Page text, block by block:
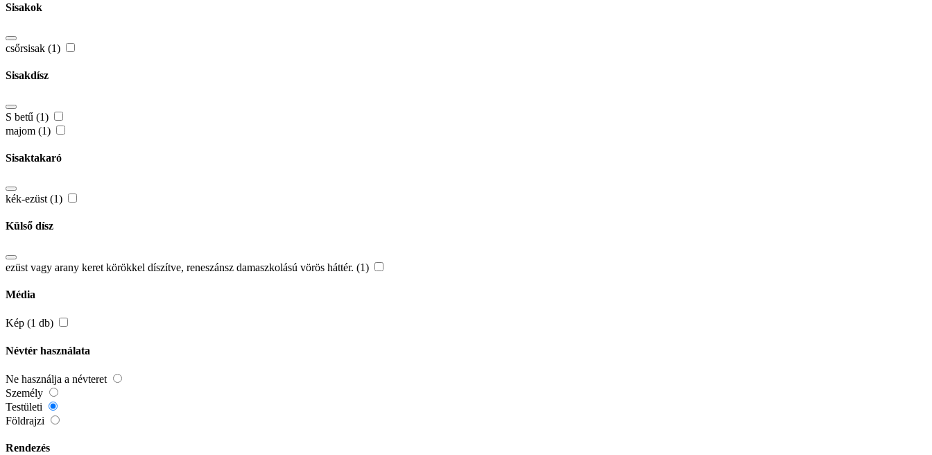
Sisakok
csőrsisak (1)
Sisakdísz
S betű (1)
majom (1)
Sisaktakaró
kék-ezüst (1)
Külső dísz
ezüst vagy arany keret körökkel díszítve, reneszánsz damaszkolású vörös háttér. (1)
Média
Kép (1 db)
Névtér használata
Ne használja a névteret
Személy
Testületi
Földrajzi
Rendezés